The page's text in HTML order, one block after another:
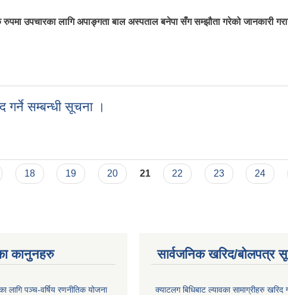
उपचारका लागि अपाङ्गता बाल अस्पताल बनेपा सँग सम्झौता गरेको जानकारी
सम्बन्धी सूचना ।
18 19 20 21 22 23 24
कानुनहरु
लागि पञ्च-वर्षिय रणनीतिक योजना
सार्वजनिक खरिद/बोलपत्र
क्याटलग बिधिबाट ल्यावका सामाग्रीहरु खरिद